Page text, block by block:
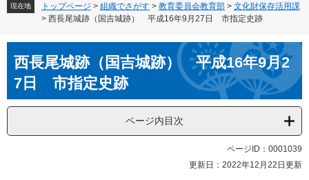
現在地 トップページ > 組織でさがす > 教育委員会教育部 > 文化財保存活用課
> 西長尾城跡（国吉城跡） 平成16年9月27日 市指定史跡
西長尾城跡（国吉城跡） 平成16年9月2
7日 市指定史跡
ページ内目次
ページID：0001039
更新日：2022年12月22日更新